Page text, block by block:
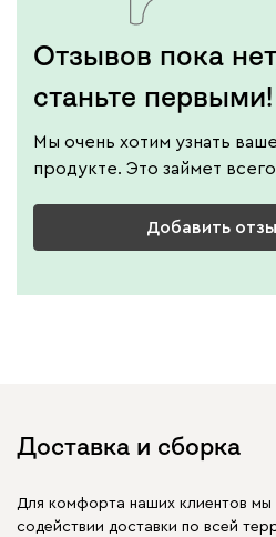
Отзывов пока
станьте первыми!
Мы очень хотим узнать
продукте. Это займет
Добавить
Доставка и сборка
Для комфорта наших клиентов
содействии доставки по всей